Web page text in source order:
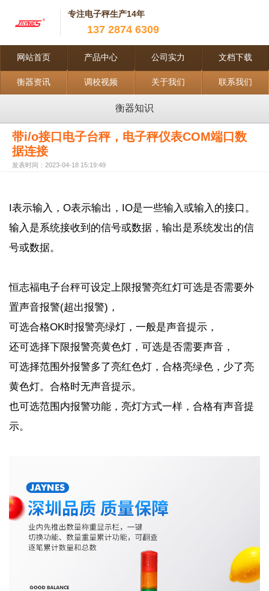
专注电子秤生产14年
137 2874 6309
网站首页 产品中心 公司实力 文档下载
衡器资讯 调校视频 关于我们 联系我们
衡器知识
带i/o接口电子台秤，电子秤仪表COM端口数
据连接
发表时间：2023-04-18 15:19:49
I表示输入， O表示输出， IO是一些输入或输入的接口。
输入是系统接收到的信号或数据，输出是系统发出的信
号或数据。
恒志福电子台秤可设定上限报警亮红灯可选是否需要外
置声音报警(超出报警) ，
可选合格OK时报警亮绿灯，一般是声音提示，
还可选择下限报警亮黄色灯，可选是否需要声音，
可选择范围外报警多了亮红色灯，合格亮绿色，少了亮
黄色灯。合格时无声音提示。
也可选范围内报警功能，亮灯方式一样，合格有声音提
示。